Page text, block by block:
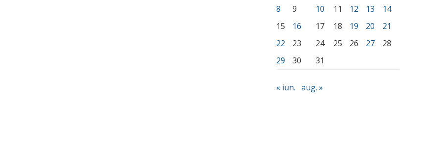
8
9 10 11 12 13
14
15
16 17 18 19 20
21
22
23 24 25 26 27
28
29
30 31
« iun. aug. »